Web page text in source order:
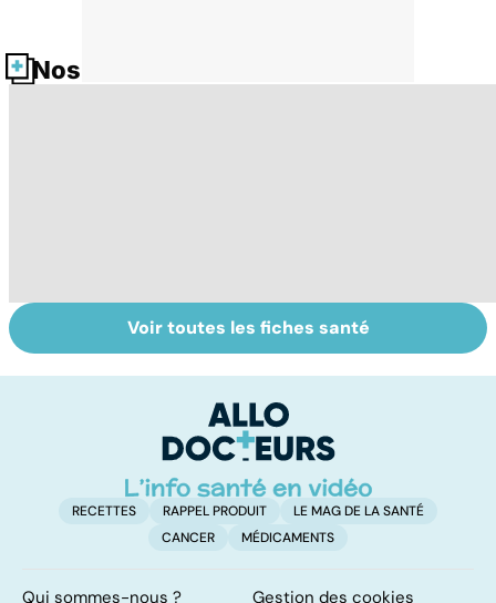
Nos fiches santé
Le lupus, une
maladie
Anémie :
symptômes,
traitements
Voir toutes les fiches santé
RECETTES RAPPEL PRODUIT
LE MAG DE LA SANTÉ
CANCER
MÉDICAMENTS
Qui sommes-nous ? Gestion des cookies